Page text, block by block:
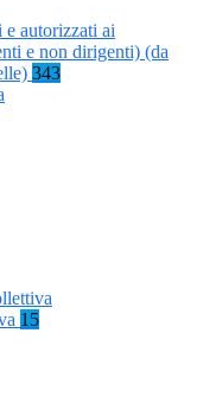
autorizzati ai
e non dirigenti) (da
343
15